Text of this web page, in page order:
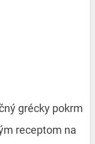
grécky pokrm
receptom na